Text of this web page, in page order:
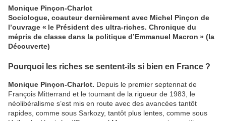
Monique Pinçon-Charlot
Sociologue, coauteur dernièrement avec Michel Pinçon de
l’ouvrage « le Président des ultra-riches. Chronique du
mépris de classe dans la politique d’Emmanuel Macron » (la
Découverte)
Pourquoi les riches se sentent-ils si bien en France ?
Monique Pinçon-Charlot. Depuis le premier septennat de
François Mitterrand et le tournant de la rigueur de 1983, le
néolibéralisme s’est mis en route avec des avancées tantôt
rapides, comme sous Sarkozy, tantôt plus lentes, comme sous